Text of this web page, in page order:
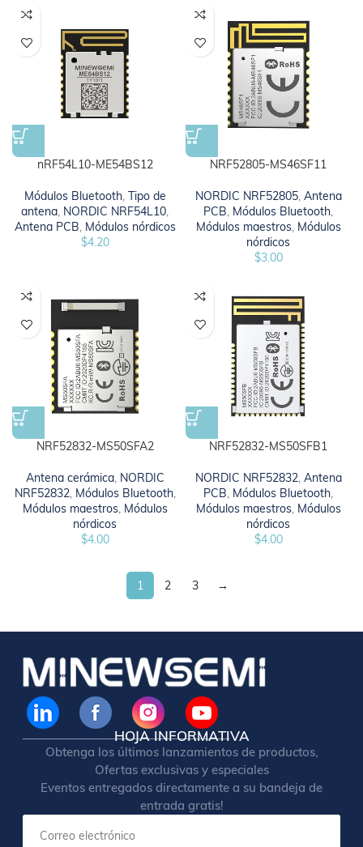
nRF54L10-ME54BS12
Módulos Bluetooth, Tipo de
antena, NORDIC NRF54L10,
Antena PCB, Módulos nórdicos
$4.20
NRF52805-MS46SF11
NORDIC NRF52805, Antena
PCB, Módulos Bluetooth,
Módulos maestros, Módulos
nórdicos
$3.00
NRF52832-MS50SFA2
Antena cerámica, NORDIC
NRF52832, Módulos Bluetooth,
Módulos maestros, Módulos
nórdicos
$4.00
NRF52832-MS50SFB1
NORDIC NRF52832, Antena
PCB, Módulos Bluetooth,
Módulos maestros, Módulos
nórdicos
$4.00
1 2 3 →
HOJA INFORMATIVA
Obtenga los últimos lanzamientos de productos,
Ofertas exclusivas y especiales
Eventos entregados directamente a su bandeja de
entrada gratis!